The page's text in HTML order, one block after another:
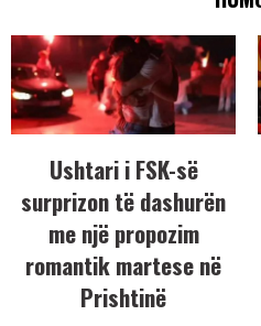
Ushtari i FSK-së
surprizon të dashurën
me një propozim
romantik martese në
Prishtinë